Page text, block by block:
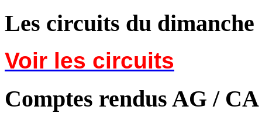
Les circuits du dimanche
Voir les circuits
Comptes rendus AG / CA